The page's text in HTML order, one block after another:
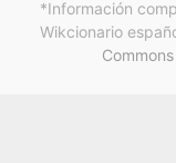
*Información
Wikcionario